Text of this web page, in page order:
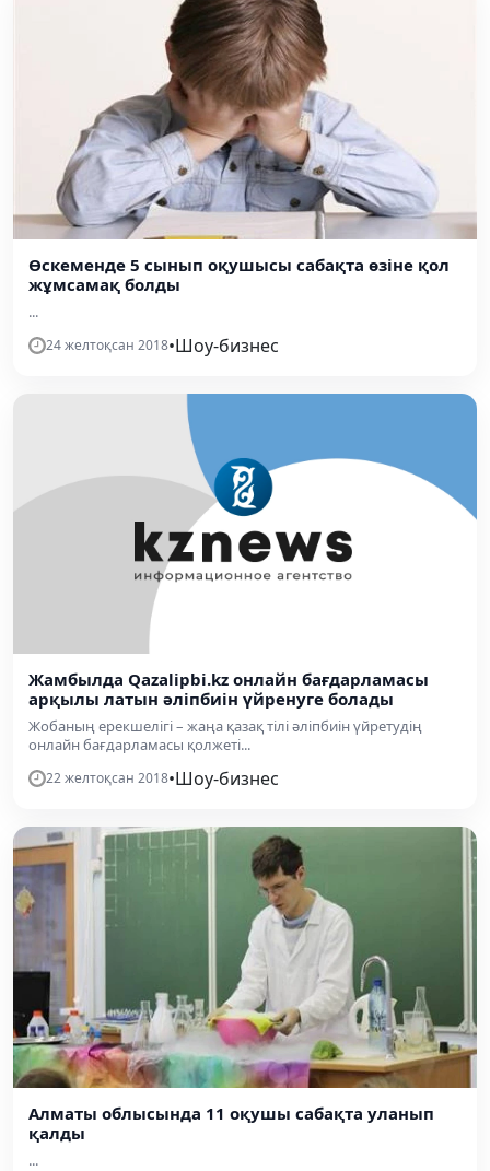
Өскеменде 5 сынып оқушысы сабақта өзіне қол
жұмсамақ болды
...
24 желтоқсан 2018•Шоу-бизнес
Жамбылда Qazalipbi.kz онлайн бағдарламасы
арқылы латын әліпбиін үйренуге болады
Жобаның ерекшелігі – жаңа қазақ тілі әліпбиін үйретудің
онлайн бағдарламасы қолжеті...
22 желтоқсан 2018•Шоу-бизнес
Алматы облысында 11 оқушы сабақта уланып
қалды
...